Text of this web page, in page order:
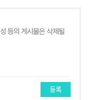
등록